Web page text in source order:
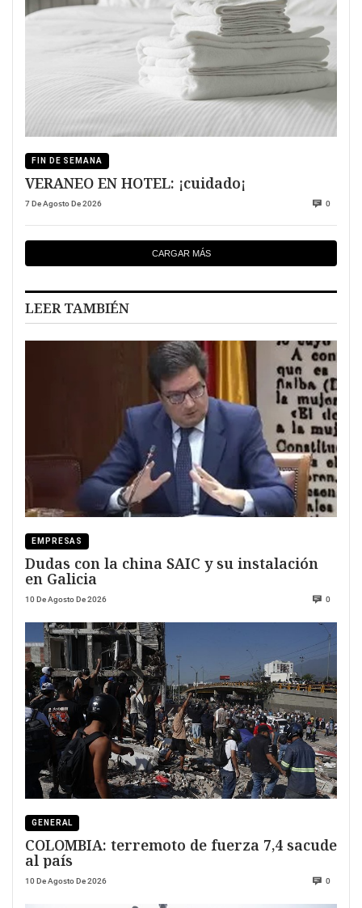
FIN DE SEMANA
VERANEO EN HOTEL: ¡cuidado¡
7 De Agosto De 2026 0
CARGAR MÁS
LEER TAMBIÉN
EMPRESAS
Dudas con la china SAIC y su instalación
en Galicia
10 De Agosto De 2026 0
GENERAL
COLOMBIA: terremoto de fuerza 7,4 sacude
al país
10 De Agosto De 2026 0